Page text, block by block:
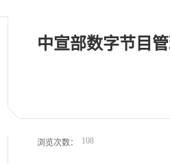
中宣部数字节目
浏览次数： 108